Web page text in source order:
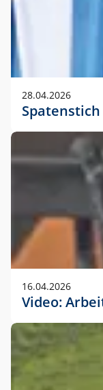
28.04.2026
16.04.2026
Video: